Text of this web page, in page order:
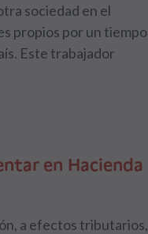
sociedad en el
propios por un tiempo
Este trabajador
en Hacienda
a efectos tributarios,